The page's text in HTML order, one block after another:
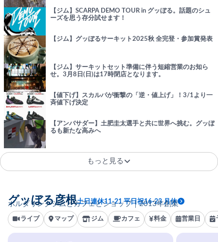
【ジム】SCARPA DEMO TOUR in グッぼる。話題のシュ
ーズを思う存分試せます！
【ジム】グッぼるサーキット2025秋 全完登・参加賞発表
【ジム】サーキットセット準備に伴う短縮営業のお知ら
せ。3月8日(日)は17時閉店となります。
【値下げ】スカルパが衝撃の「逆・値上げ」！3/1より一
斉値下げ決定
【アンバサダー】土肥圭太選手と共に世界へ挑む。グッぼ
るも新たな高みへ
もっと見る
ボルダリングジムとカフェとショップ｜2013年創業
グッぼる彦根土日連休11-21 平日祝16-23 月休
ライブ マップ ジム カフェ 料金 営業日